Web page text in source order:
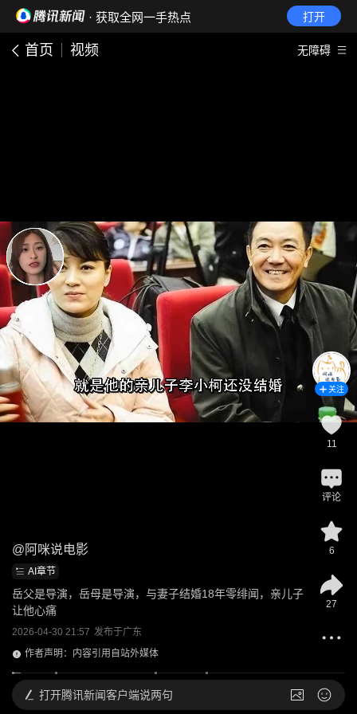
· 获取全网一手热点 打开
首页 视频 无障碍
@ 阿咪说电影
AI章节
岳父是导演，岳母是导演，与妻子结婚18年零绯闻，亲儿子
让他心痛
2026-04-30 21:57 发布于广东
作者声明：内容引用自站外媒体
关注
11
评论
6
27
打开腾讯新闻客户端说两句